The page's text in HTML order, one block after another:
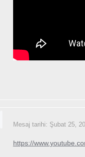
Mesaj tarihi: Şubat 25,
https://